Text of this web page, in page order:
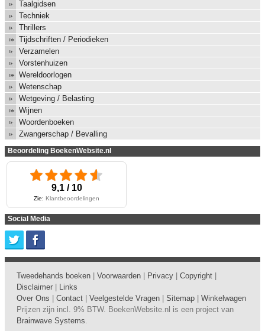
Taalgidsen
Techniek
Thrillers
Tijdschriften / Periodieken
Verzamelen
Vorstenhuizen
Wereldoorlogen
Wetenschap
Wetgeving / Belasting
Wijnen
Woordenboeken
Zwangerschap / Bevalling
Beoordeling BoekenWebsite.nl
9,1 / 10
Zie: Klantbeoordelingen
Social Media
Tweedehands boeken Voorwaarden Privacy Copyright
Disclaimer
Links
Over Ons
Contact Veelgestelde Vragen Sitemap
Winkelwagen
Prijzen zijn incl. 9% BTW. BoekenWebsite.nl is een project van
Brainwave Systems.